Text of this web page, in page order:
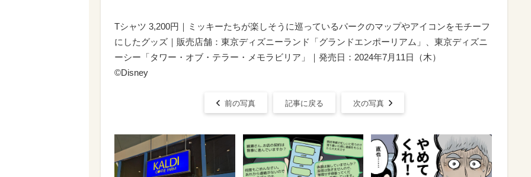
Tシャツ 3,200円｜ミッキーたちが楽しそうに巡っているパークのマップやアイコンをモチーフ
にしたグッズ｜販売店舗：東京ディズニーランド「グランドエンポーリアム」、東京ディズニ
ーシー「タワー・オブ・テラー・メモラビリア」｜発売日：2024年7月11日（木）
©Disney
前の写真 記事に戻る 次の写真